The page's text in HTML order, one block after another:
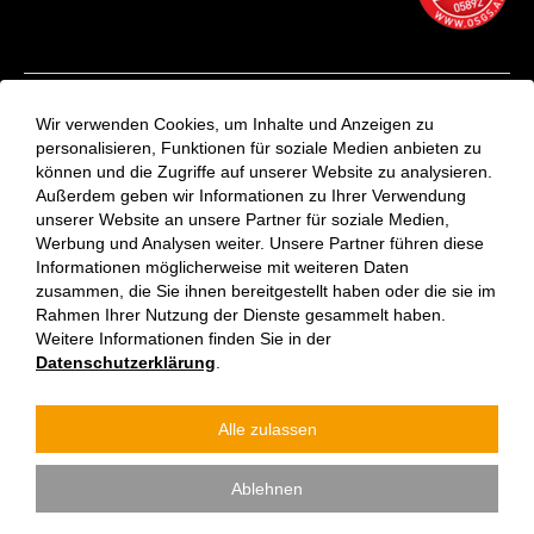
Kontakt
Aktuelles
VinziRast-Newsletter
Impressum
Datenschutzerklärung
Verein Vinzenzgemeinschaft St. Stephan | Jede:r kann etwas
tun. Wir gehören alle zusammen.
Wir verwenden Cookies, um Inhalte und Anzeigen zu
personalisieren, Funktionen für soziale Medien anbieten zu
können und die Zugriffe auf unserer Website zu analysieren.
Außerdem geben wir Informationen zu Ihrer Verwendung
unserer Website an unsere Partner für soziale Medien,
Werbung und Analysen weiter. Unsere Partner führen diese
Informationen möglicherweise mit weiteren Daten
zusammen, die Sie ihnen bereitgestellt haben oder die sie im
Rahmen Ihrer Nutzung der Dienste gesammelt haben.
Weitere Informationen finden Sie in der
Datenschutzerklärung
Ablehnen
Alle zulassen